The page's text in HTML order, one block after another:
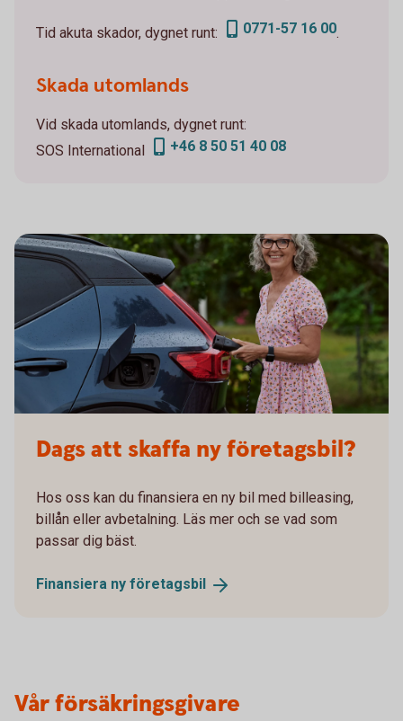
Tid akuta skador, dygnet runt: 0771-57 16 00.
Skada utomlands
Vid skada utomlands, dygnet runt:
SOS International
+46 8 50 51 40 08
Dags att skaffa ny företagsbil?
Hos oss kan du finansiera en ny bil med billeasing,
billån eller avbetalning. Läs mer och se vad som
passar dig bäst.
Finansiera ny företagsbil
Vår försäkringsgivare